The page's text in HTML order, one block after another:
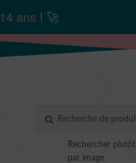
14 ans ! 🚀
pour :
RECHERCHE
Rechercher plutôt
par image